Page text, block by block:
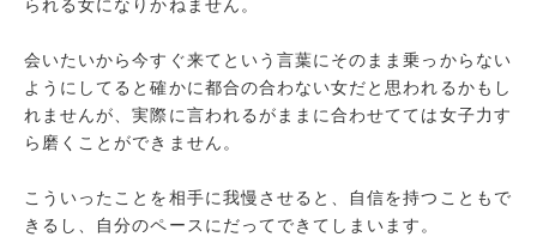
られる女になりかねません。
会いたいから今すぐ来てという言葉にそのまま乗っからない
ようにしてると確かに都合の合わない女だと思われるかもし
れませんが、実際に言われるがままに合わせてては女子力す
ら磨くことができません。
こういったことを相手に我慢させると、自信を持つこともで
きるし、自分のペースにだってできてしまいます。